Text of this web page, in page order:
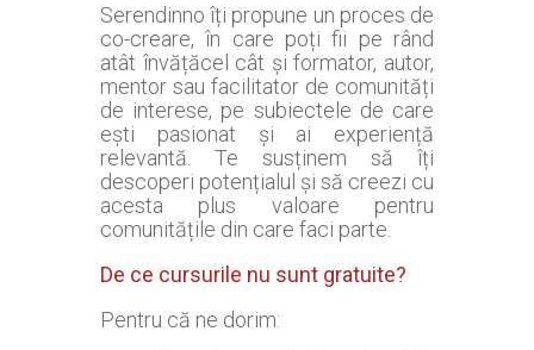
Serendinno îți propune un proces de
co-creare, în care poți fii pe rând
atât învățăcel cât și formator, autor,
mentor sau facilitator de comunități
de interese, pe subiectele de care
ești pasionat și ai experiență
relevantă. Te susținem să îți
descoperi potențialul și să creezi cu
acesta plus valoare pentru
comunitățile din care faci parte.
De ce cursurile nu sunt gratuite?
Pentru că ne dorim: